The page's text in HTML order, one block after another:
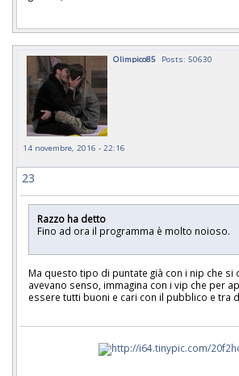
Olimpico85 Posts: 50630
14 novembre, 2016 - 22:16
23
Razzo ha detto
Fino ad ora il programma è molto noioso.
Ma questo tipo di puntate già con i nip che si
avevano senso, immagina con i vip che per
essere tutti buoni e cari con il pubblico e tra